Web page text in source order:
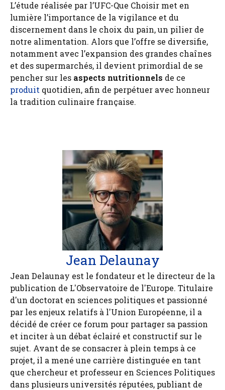
L’étude réalisée par l’UFC-Que Choisir met en
lumière l’importance de la vigilance et du
discernement dans le choix du pain, un pilier de
notre alimentation. Alors que l’offre se diversifie,
notamment avec l’expansion des grandes chaînes
et des supermarchés, il devient primordial de se
pencher sur les aspects nutritionnels de ce
produit quotidien, afin de perpétuer avec honneur
la tradition culinaire française.
Jean Delaunay
Jean Delaunay est le fondateur et le directeur de la
publication de L'Observatoire de l'Europe. Titulaire
d'un doctorat en sciences politiques et passionné
par les enjeux relatifs à l'Union Européenne, il a
décidé de créer ce forum pour partager sa passion
et inciter à un débat éclairé et constructif sur le
sujet. Avant de se consacrer à plein temps à ce
projet, il a mené une carrière distinguée en tant
que chercheur et professeur en Sciences Politiques
dans plusieurs universités réputées, publiant de